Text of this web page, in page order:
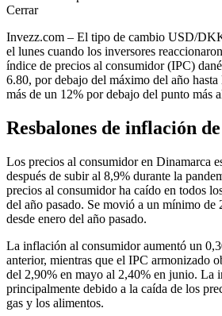
Cerrar
Invezz.com – El tipo de cambio USD/
el lunes cuando los inversores
índice de precios al consumidor (IPC)
6.80, por debajo del máximo del año
más de un 12% por debajo del punto más
Resbalones de inflación
Los precios al consumidor en Dinamarca
después de subir al 8,9% durante la
precios al consumidor ha caído en todos
del año pasado. Se movió a un mínimo de
desde enero del año pasado.
La inflación al consumidor aumentó un
anterior, mientras que el IPC armonizado
del 2,90% en mayo al 2,40% en junio. La
principalmente debido a la caída de los
gas y los alimentos.